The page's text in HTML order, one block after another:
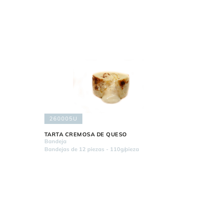
260005U
TARTA CREMOSA DE QUESO
Bandeja
Bandejas de 12 piezas - 110g/pieza